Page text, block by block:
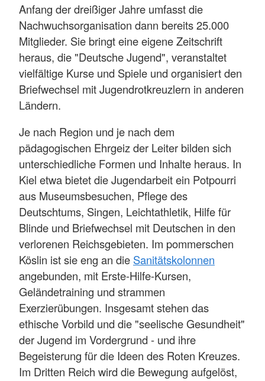
Anfang der dreißiger Jahre umfasst die
Nachwuchsorganisation dann bereits 25.000
Mitglieder. Sie bringt eine eigene Zeitschrift
heraus, die "Deutsche Jugend", veranstaltet
vielfältige Kurse und Spiele und organisiert den
Briefwechsel mit Jugendrotkreuzlern in anderen
Ländern.
Je nach Region und je nach dem
pädagogischen Ehrgeiz der Leiter bilden sich
unterschiedliche Formen und Inhalte heraus. In
Kiel etwa bietet die Jugendarbeit ein Potpourri
aus Museumsbesuchen, Pflege des
Deutschtums, Singen, Leichtathletik, Hilfe für
Blinde und Briefwechsel mit Deutschen in den
verlorenen Reichsgebieten. Im pommerschen
Köslin ist sie eng an die Sanitätskolonnen
angebunden, mit Erste-Hilfe-Kursen,
Geländetraining und strammen
Exerzierübungen. Insgesamt stehen das
ethische Vorbild und die "seelische Gesundheit"
der Jugend im Vordergrund - und ihre
Begeisterung für die Ideen des Roten Kreuzes.
Im Dritten Reich wird die Bewegung aufgelöst,